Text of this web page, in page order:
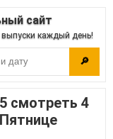
сайт
каждый день!
🔎
смотреть 4